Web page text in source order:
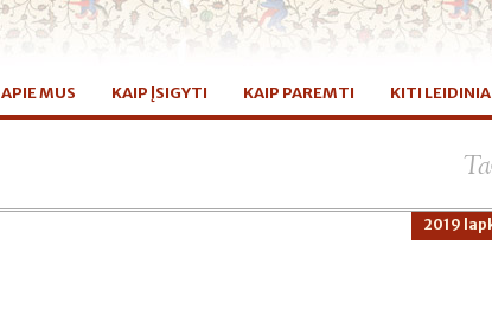
APIE MUS KAIP ĮSIGYTI KAIP PAREMTI KITI
2019